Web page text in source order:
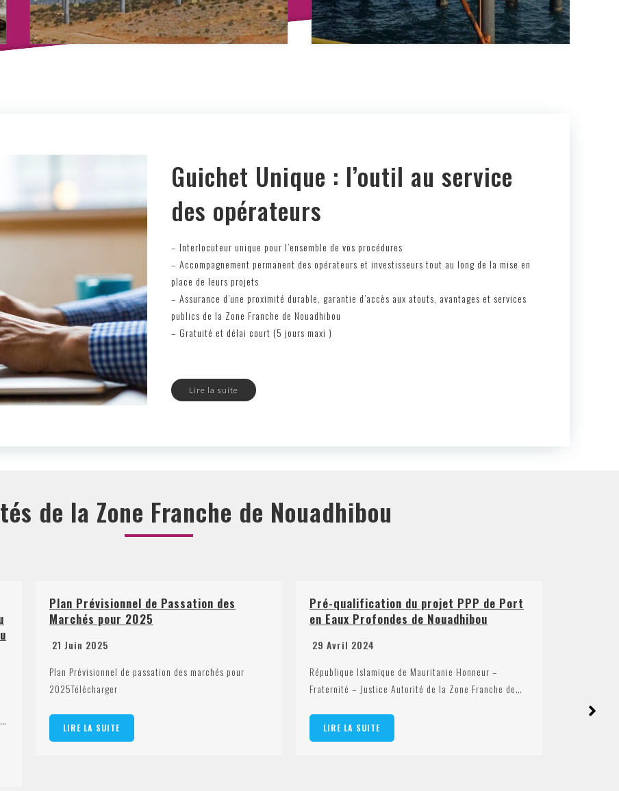
Guichet Unique : l’outil au service
des opérateurs
– Interlocuteur unique pour l’ensemble de vos procédures
– Accompagnement permanent des opérateurs et investisseurs tout au long de la mise en
place de leurs projets
– Assurance d’une proximité durable, garantie d’accès aux atouts, avantages et services
publics de la Zone Franche de Nouadhibou
– Gratuité et délai court (5 jours maxi )
Lire la suite
de la Zone Franche de Nouadhibou
Passation des
des marchés pour
Pré-qualification du projet PPP de Port
en Eaux Profondes de Nouadhibou
République Islamique de Mauritanie Honneur –
Fraternité – Justice Autorité de la Zone Franche de…
Avis de report PEP
17 Janvier 2024
Fraternité – Justice Autorité de la Zone Franche